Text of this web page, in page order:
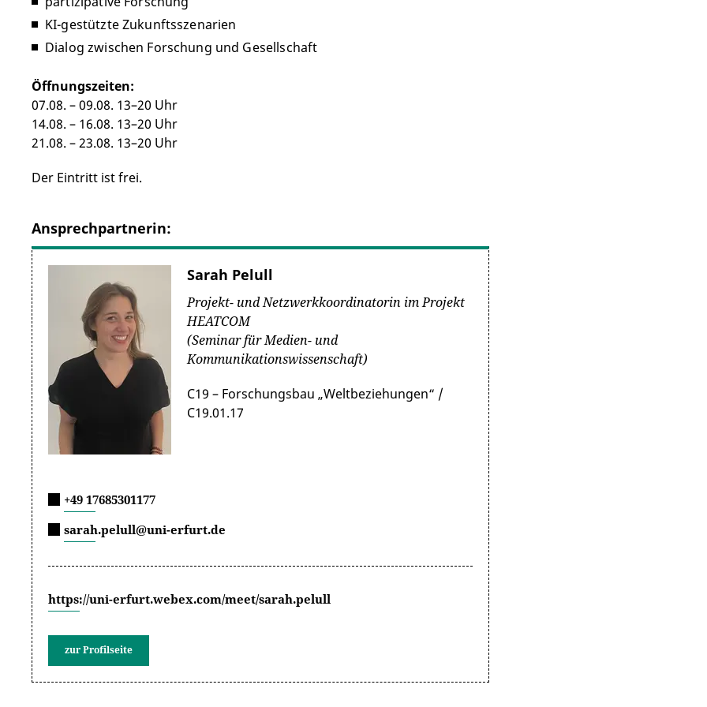
KI-gestützte Zukunftsszenarien
Dialog zwischen Forschung und Gesellschaft
Öffnungszeiten:
07.08. – 09.08. 13–20 Uhr
14.08. – 16.08. 13–20 Uhr
21.08. – 23.08. 13–20 Uhr
Der Eintritt ist frei.
Ansprechpartnerin:
Sarah Pelull
Projekt- und Netzwerkkoordinatorin im Projekt
HEATCOM
(Seminar für Medien- und
Kommunikationswissenschaft)
C19 – Forschungsbau „Weltbeziehungen“ /
C19.01.17
+49 17685301177
sarah.pelull@uni-erfurt.de
https://uni-erfurt.webex.com/meet/sarah.pelull
zur Profilseite